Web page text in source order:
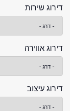
דירוג שירות
דירוג אווירה
דירוג עיצוב